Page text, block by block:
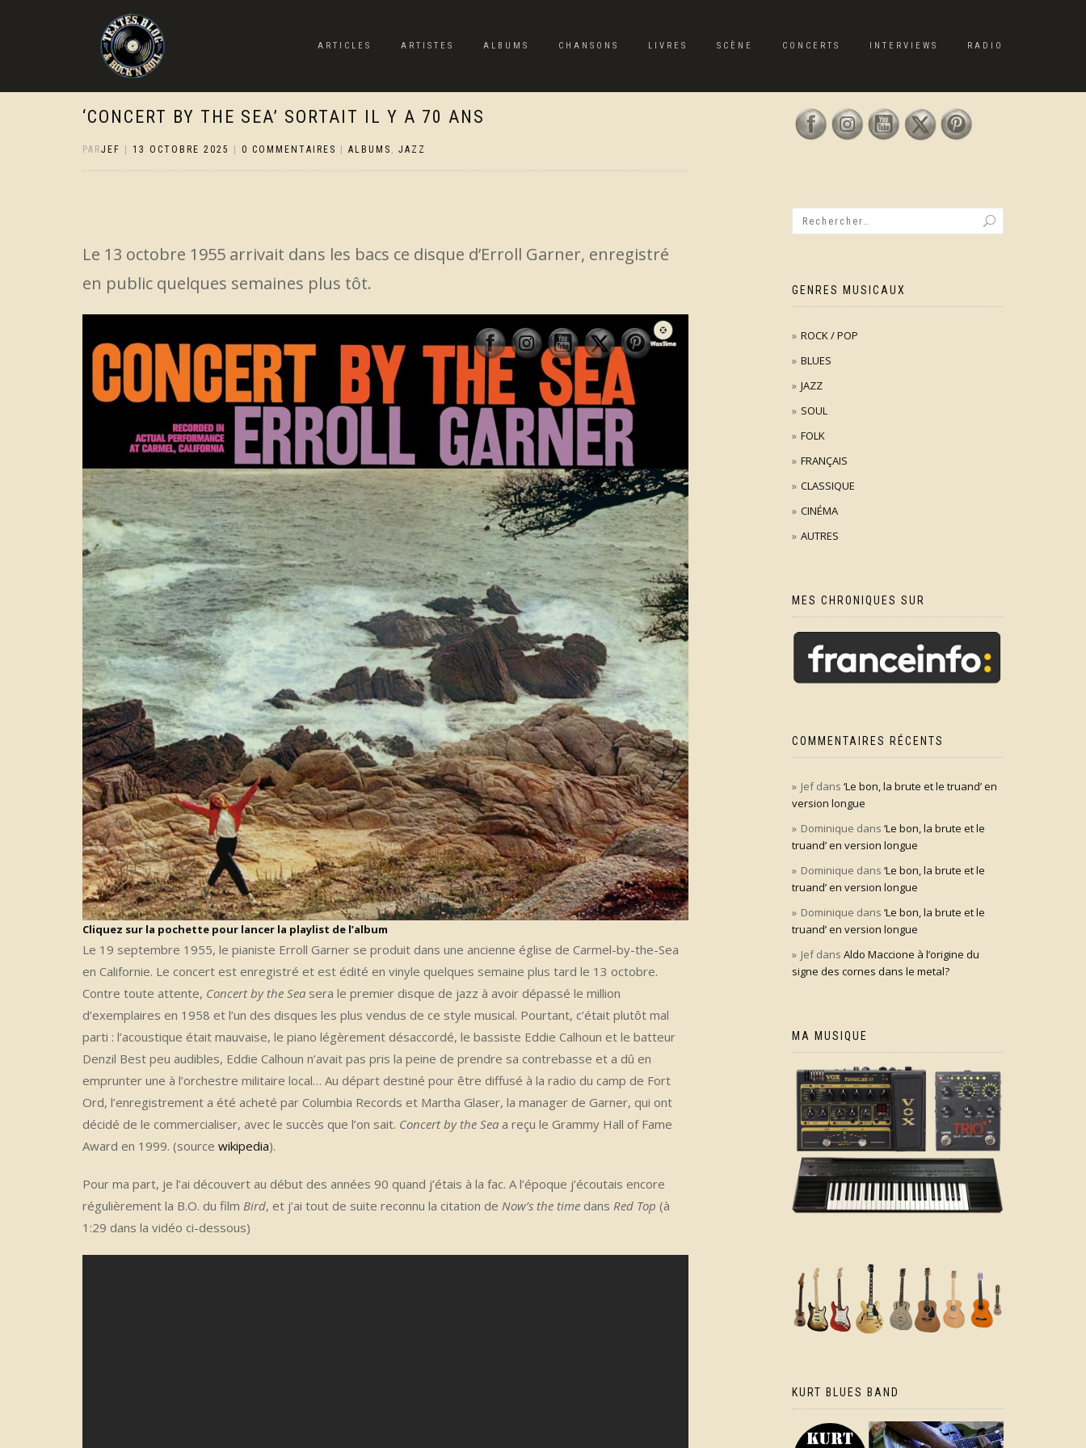
ARTICLES ARTISTES ALBUMS CHANSONS LIVRES SCÈNE CONCERTS INTERVIEWS RADIO
‘CONCERT BY THE SEA’ SORTAIT IL Y A 70 ANS
PARJEF 13 OCTOBRE 2025 0 COMMENTAIRES ALBUMS , JAZZ
Le 13 octobre 1955 arrivait dans les bacs ce disque d’Erroll Garner, enregistré
en public quelques semaines plus tôt.
Cliquez sur la pochette pour lancer la playlist de l’album
Le 19 septembre 1955, le pianiste Erroll Garner se produit dans une ancienne église de Carmel-by-the-Sea
en Californie. Le concert est enregistré et est édité en vinyle quelques semaine plus tard le 13 octobre.
Contre toute attente, Concert by the Sea sera le premier disque de jazz à avoir dépassé le million
d’exemplaires en 1958 et l’un des disques les plus vendus de ce style musical. Pourtant, c’était plutôt mal
parti : l’acoustique était mauvaise, le piano légèrement désaccordé, le bassiste Eddie Calhoun et le batteur
Denzil Best peu audibles, Eddie Calhoun n’avait pas pris la peine de prendre sa contrebasse et a dû en
emprunter une à l’orchestre militaire local… Au départ destiné pour être diffusé à la radio du camp de Fort
Ord, l’enregistrement a été acheté par Columbia Records et Martha Glaser, la manager de Garner, qui ont
décidé de le commercialiser, avec le succès que l’on sait. Concert by the Sea a reçu le Grammy Hall of Fame
Award en 1999. (source wikipedia).
Pour ma part, je l’ai découvert au début des années 90 quand j’étais à la fac. A l’époque j’écoutais encore
régulièrement la B.O. du film Bird, et j’ai tout de suite reconnu la citation de Now’s the time dans Red Top (à
1:29 dans la vidéo ci-dessous)
GENRES MUSICAUX
ROCK / POP
BLUES
JAZZ
SOUL
FOLK
FRANÇAIS
CLASSIQUE
CINÉMA
AUTRES
MES CHRONIQUES SUR
COMMENTAIRES RÉCENTS
Jefdans ‘Le bon, la brute et le truand’ en
version longue
Dominique dans ‘Le bon, la brute et le
truand’ en version longue
Dominique dans ‘Le bon, la brute et le
truand’ en version longue
Dominique dans ‘Le bon, la brute et le
truand’ en version longue
Jefdans Aldo Maccione à l’origine du
signe des cornes dans le metal?
MA MUSIQUE
KURT BLUES BAND